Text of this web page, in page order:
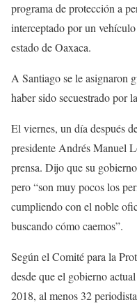
programa de protección a
interceptado por un
estado de Oaxaca.
A Santiago se le asignaron
haber sido secuestrado por
El viernes, un día después
presidente Andrés Manuel
prensa. Dijo que su
pero “son muy pocos los
cumpliendo con el noble
buscando cómo caemos”.
Según el Comité para la
desde que el gobierno
2018, al menos 32